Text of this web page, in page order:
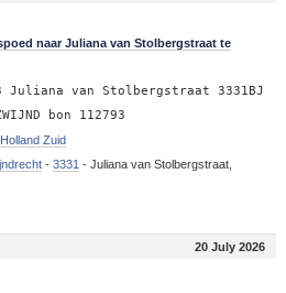
naar Juliana van Stolbergstraat te
Juliana van Stolbergstraat 3331BJ
bon 112793
Zuid
- 3331 - Juliana van Stolbergstraat,
20 July 2026